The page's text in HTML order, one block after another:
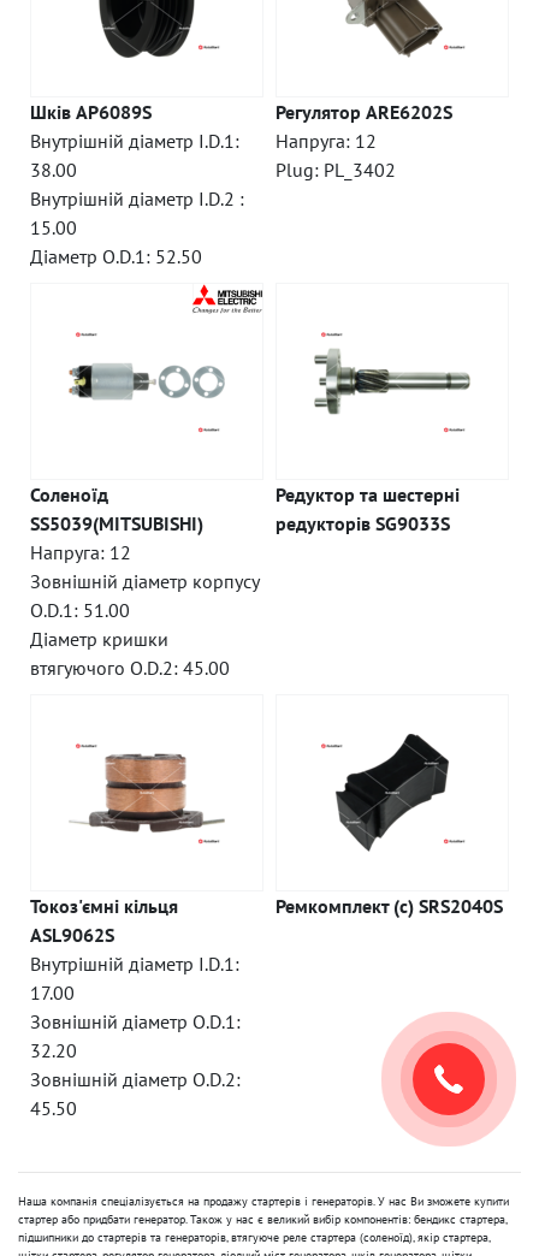
Шків AP6089S
Внутрішній діаметр I.D.1:
38.00
Внутрішній діаметр I.D.2 :
15.00
Діаметр O.D.1: 52.50
Регулятор ARE6202S
Напруга: 12
Plug: PL_3402
Соленоїд
SS5039(MITSUBISHI)
Напруга: 12
Зовнішній діаметр корпусу
O.D.1: 51.00
Діаметр кришки
втягуючого O.D.2: 45.00
Редуктор та шестерні
редукторів SG9033S
Токоз'ємні кільця
ASL9062S
Внутрішній діаметр I.D.1:
17.00
Зовнішній діаметр O.D.1:
32.20
Зовнішній діаметр O.D.2:
45.50
Ремкомплект (c) SRS2040S
Наша компанія спеціалізується на продажу стартерів і генераторів. У нас Ви зможете купити
стартер або придбати генератор. Також у нас є великий вибір компонентів: бендикс стартера,
підшипники до стартерів та генераторів, втягуюче реле стартера (соленоїд), якір стартера,